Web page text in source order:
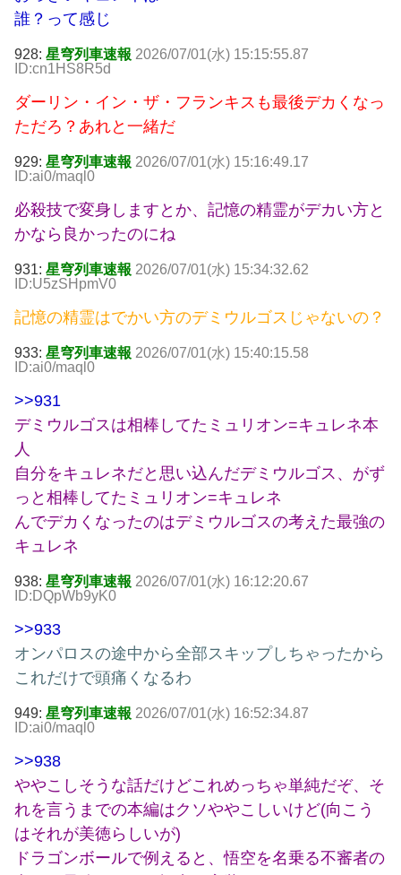
誰？って感じ
928: 星穹列車速報 2026/07/01(水) 15:15:55.87
ID:cn1HS8R5d
ダーリン・イン・ザ・フランキスも最後デカくなっ
ただろ？あれと一緒だ
929: 星穹列車速報 2026/07/01(水) 15:16:49.17
ID:ai0/maql0
必殺技で変身しますとか、記憶の精霊がデカい方と
かなら良かったのにね
931: 星穹列車速報 2026/07/01(水) 15:34:32.62
ID:U5zSHpmV0
記憶の精霊はでかい方のデミウルゴスじゃないの？
933: 星穹列車速報 2026/07/01(水) 15:40:15.58
ID:ai0/maql0
>>931
デミウルゴスは相棒してたミュリオン=キュレネ本
人
自分をキュレネだと思い込んだデミウルゴス、がず
っと相棒してたミュリオン=キュレネ
んでデカくなったのはデミウルゴスの考えた最強の
キュレネ
938: 星穹列車速報 2026/07/01(水) 16:12:20.67
ID:DQpWb9yK0
>>933
オンパロスの途中から全部スキップしちゃったから
これだけで頭痛くなるわ
949: 星穹列車速報 2026/07/01(水) 16:52:34.87
ID:ai0/maql0
>>938
ややこしそうな話だけどこれめっちゃ単純だぞ、そ
れを言うまでの本編はクソややこしいけど(向こう
はそれが美徳らしいが)
ドラゴンボールで例えると、悟空を名乗る不審者の